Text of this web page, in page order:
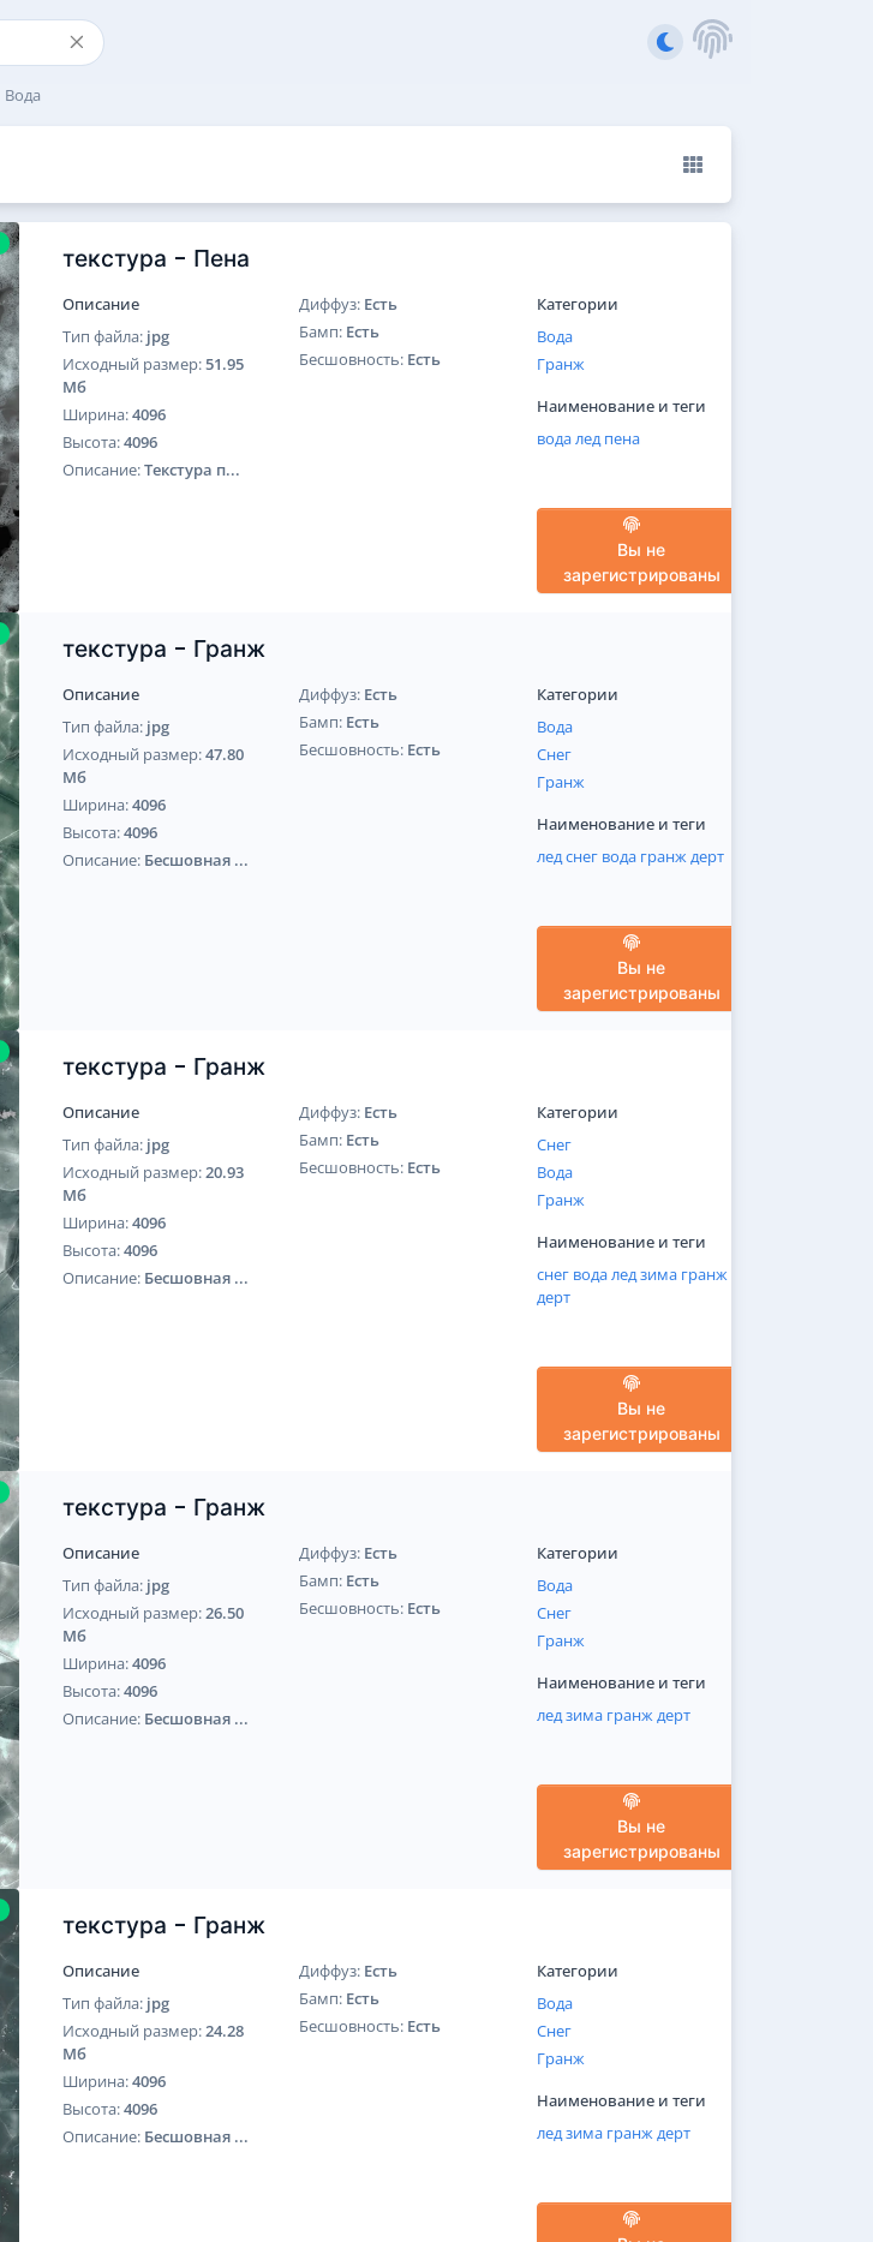
Вода
текстура - Пена
Описание
Тип файла: jpg
Исходный размер:51.95
Мб
Ширина:4096
Высота:4096
Описание:Текстура п...
Диффуз: Есть
Бамп: Есть
Бесшовность: Есть
Категории
Вода
Гранж
Наименование и теги
водалед пена
Вы не
зарегистрированы
текстура - Гранж
Описание
Тип файла: jpg
Исходный размер:47.80
Мб
Ширина:4096
Высота:4096
Описание: Бесшовная ...
Диффуз: Есть
Бамп: Есть
Бесшовность: Есть
Категории
Вода
Снег
Гранж
Наименование и теги
ледснег вода гранждерт
Вы не
зарегистрированы
текстура - Гранж
Описание
Тип файла: jpg
Исходный размер:20.93
Мб
Ширина:4096
Высота:4096
Описание: Бесшовная ...
Диффуз: Есть
Бамп: Есть
Бесшовность: Есть
Категории
Снег
Вода
Гранж
Наименование и теги
снег водаледзима гранж
дерт
Вы не
зарегистрированы
текстура - Гранж
Описание
Тип файла: jpg
Исходный размер:26.50
Мб
Ширина:4096
Высота:4096
Описание: Бесшовная ...
Диффуз: Есть
Бамп: Есть
Бесшовность: Есть
Категории
Вода
Снег
Гранж
Наименование и теги
ледзима гранждерт
Вы не
зарегистрированы
текстура - Гранж
Описание
Тип файла: jpg
Исходный размер:24.28
Мб
Ширина:4096
Высота:4096
Описание: Бесшовная ...
Диффуз: Есть
Бамп: Есть
Бесшовность: Есть
Категории
Вода
Снег
Гранж
Наименование и теги
ледзима гранждерт